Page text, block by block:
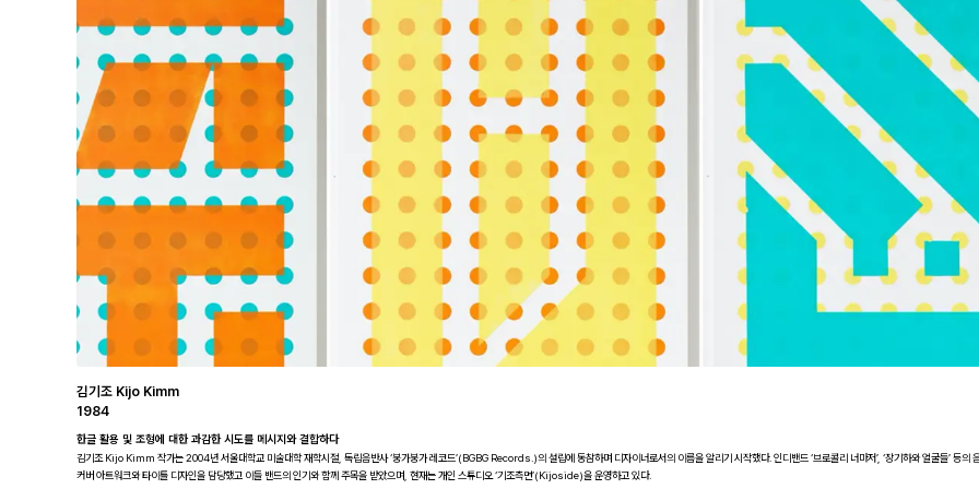
김기조 Kijo Kimm
1984
한글 활용 및 조형에 대한 과감한 시도를 메시지와 결합하다
김기조 Kijo Kimm 작가는 2004년 서울대학교 미술대학 재학시절, 독립음반사 ‘붕가붕가 레코드’(BGBG Records.)의 설립에 동참하며 디자이너로서의 이름을 알리기 시작했다. 인디밴드 ‘브로콜리 너마저’, ‘장기하와 얼굴들’ 등의
커버 아트워크와 타이틀 디자인을 담당했고 이들 밴드의 인기와 함께 주목을 받았으며, 현재는 개인 스튜디오 ‘기조측면’(Kijoside)을 운영하고 있다.